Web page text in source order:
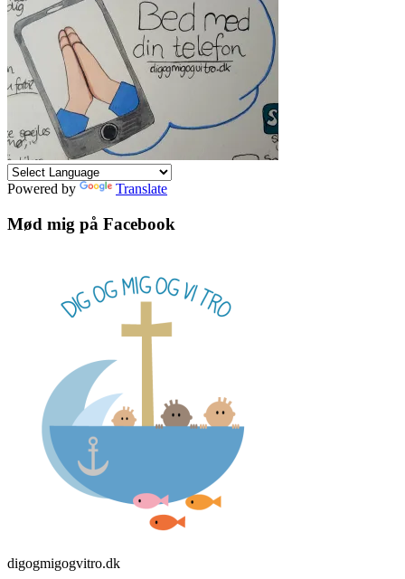
Powered by Translate
Mød mig på Facebook
digogmigogvitro.dk